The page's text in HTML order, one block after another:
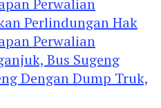
Perlindungan Hak
Perwalian